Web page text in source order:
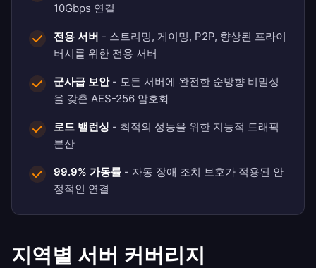
10Gbps 연결
전용 서버 - 스트리밍, 게이밍, P2P, 향상된 프라이
버시를 위한 전용 서버
군사급 보안- 모든 서버에 완전한 순방향 비밀성
을 갖춘 AES-256 암호화
로드 밸런싱 - 최적의 성능을 위한 지능적 트래픽
분산
99.9% 가동률 - 자동 장애 조치 보호가 적용된 안
정적인 연결
지역별 서버 커버리지